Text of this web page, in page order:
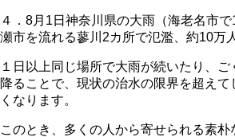
４．8月1日神奈川県の大雨（海老名市
瀬市を流れる蓼川2カ所で氾濫、約10万
１日以上同じ場所で大雨が続いたり、
降ることで、現状の治水の限界を超えて
くなります。
このとき、多くの人から寄せられる素朴